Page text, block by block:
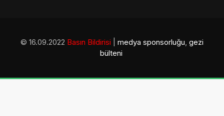
© 16.09.2022 Basın Bildirisi medya sponsorluğu, gezi
bülteni